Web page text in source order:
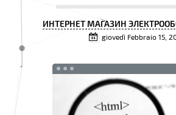
ИНТЕРНЕТ МАГАЗИН
giovedì Febbraio 15,